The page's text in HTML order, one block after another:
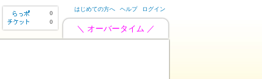
0
0
はじめての方へ ヘルプ ログイン
＼ オーバータイム ／